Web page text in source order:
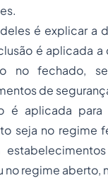
é explicar a
é aplicada
no fechado,
de
é aplicada
seja no regime
no regime